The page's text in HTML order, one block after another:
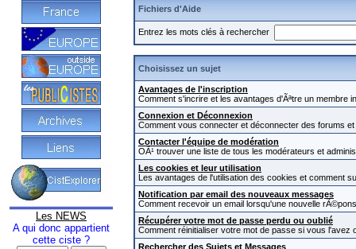
Les NEWS
A qui donc appartient
cette ciste ?
Fichiers d'Aide
Entrez les mots clés à rechercher
Choisissez un sujet
Avantages de l'inscription
Comment s'incrire et les avantages d'Ãªtre un membre
Connexion et Déconnexion
Comment vous connecter et déconnecter des forums
Contacter l'équipe de modération
OÃ¹ trouver une liste de tous les modérateurs et
Les cookies et leur utilisation
Les avantages de l'utilisation des cookies et comment
Notification par email des nouveaux messages
Comment recevoir un email lorsqu'une nouvelle
Récupérer votre mot de passe perdu ou oublié
Comment réinitialiser votre mot de passe si vous l'avez
Rechercher des Sujets et Messages